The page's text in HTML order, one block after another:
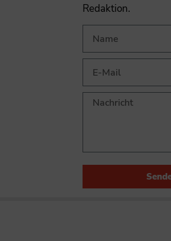
Redaktion.